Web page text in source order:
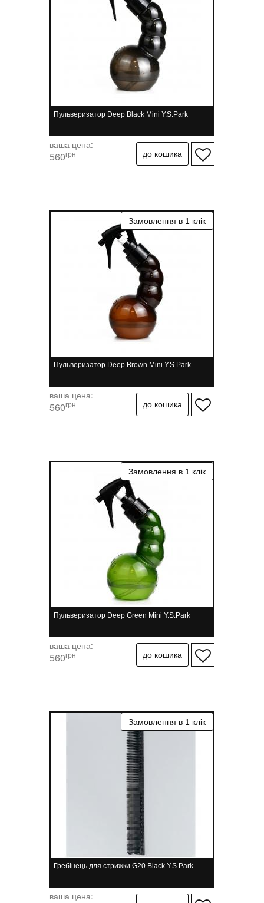
Пульверизатор Deep Black Mini Y.S.Park
ваша цена:
560грн
Пульверизатор Deep Brown Mini Y.S.Park
ваша цена:
560грн
Пульверизатор Deep Green Mini Y.S.Park
ваша цена:
560грн
Гребінець для стрижки G20 Black Y.S.Park
ваша цена: